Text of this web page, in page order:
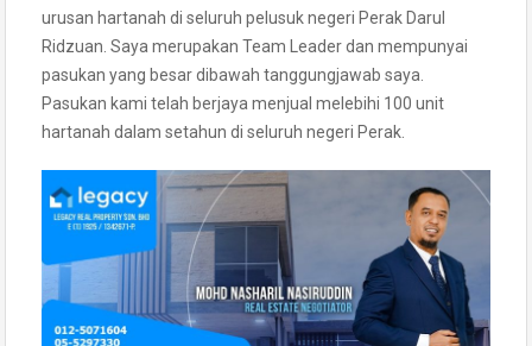
urusan hartanah di seluruh pelusuk negeri Perak Darul
Ridzuan. Saya merupakan Team Leader dan mempunyai
pasukan yang besar dibawah tanggungjawab saya.
Pasukan kami telah berjaya menjual melebihi 100 unit
hartanah dalam setahun di seluruh negeri Perak.